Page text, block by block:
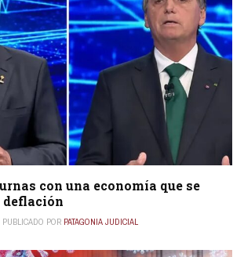
con una economía que se
deflación
PUBLICADO POR PATAGONIA JUDICIAL